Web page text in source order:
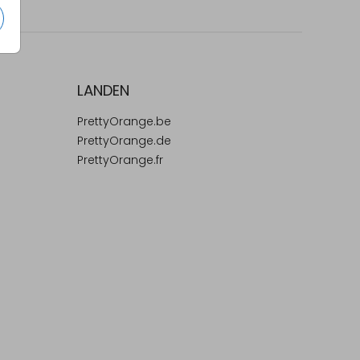
LANDEN
PrettyOrange.be
PrettyOrange.de
PrettyOrange.fr